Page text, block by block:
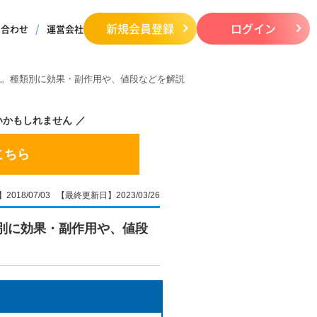
わせ 運営会社 新規会員登録 ログイン
種類別に効果・副作用や、値段などを解説
もしれません
ちら
】2018/07/03 【最終更新日】2023/03/26
に効果・副作用や、値段